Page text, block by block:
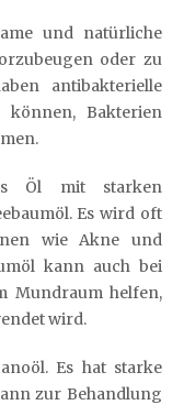
und natürliche
oder zu
antibakterielle
können, Bakterien
Öl mit starken
Es wird oft
wie Akne und
kann auch bei
Mundraum helfen,
wird.
Es hat starke
zur Behandlung